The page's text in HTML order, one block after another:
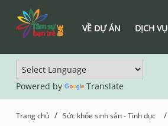
VỀ DỰ ÁN DỊCH VỤ
Powered by Translate
Trang chủ / Sức khỏe sinh sản - Tình dục /